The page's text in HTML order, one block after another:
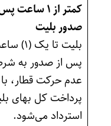
کمتر از ۱ ساعت
صدور بلیت
بلیت تا یک
پس از صدور به
عدم حرکت قطار، با
پرداخت کل بهای
استرداد می‌شود.